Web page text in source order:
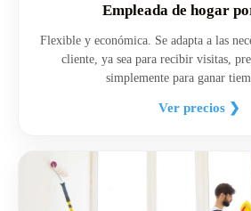
Empleada de hogar
Flexible y económica. Se adapta a las
cliente, ya sea para recibir visitas,
simplemente para ganar
Ver precios ❯